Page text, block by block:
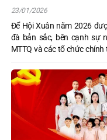
23/01/2026
Để Hội Xuân năm 2026
đà bản sắc, bên cạnh sự
MTTQ và các tổ chức chính
tay đóng góp, tiếp sức từ
dựng nên một Mùa lễ hội
và làm rạng danh truyền